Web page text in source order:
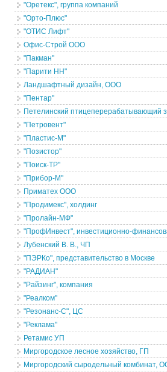
"Оретекс", группа компаний
"Орто-Плюс"
"ОТИС Лифт"
Офис-Строй ООО
"Пакман"
"Парити НН"
Ландшафтный дизайн, ООО
"Пентар"
Петелинский птицеперерабатывающий
"Петровент"
"Пластис-М"
"Позистор"
"Поиск-ТР"
"Прибор-М"
Приматех ООО
"Продимекс", холдинг
"Пролайн-МФ"
"ПрофИнвест", инвестиционно-
Лубенский В. В., ЧП
"ПЭРКо", представительство в Москве
"РАДИАН"
"Райзинг", компания
"Реалком"
"Резонанс-С", ЦС
"Реклама"
Ретамис УП
Миргородское лесное хозяйство, ГП
Миргородский сыродельный комбинат,